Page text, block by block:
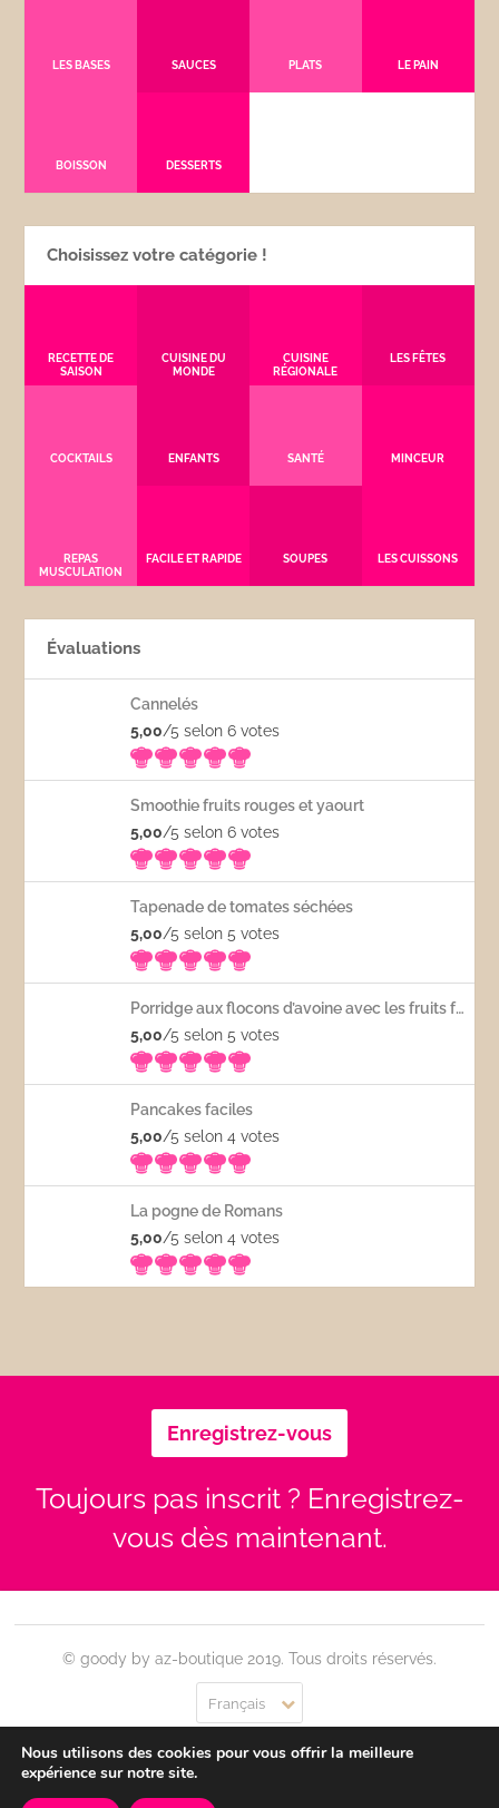
LES BASES SAUCES PLATS LE PAIN
BOISSON DESSERTS
Choisissez votre catégorie !
RECETTE DE
SAISON
CUISINE DU
MONDE
CUISINE
RÉGIONALE
LES FÊTES
COCKTAILS ENFANTS SANTÉ MINCEUR
REPAS
MUSCULATION
FACILE ET RAPIDE SOUPES LES CUISSONS
Évaluations
Cannelés
5,00/5 selon 6votes
Smoothie fruits rouges et yaourt
5,00/5 selon 6votes
Tapenade de tomates séchées
5,00/5 selon 5votes
Porridge aux flocons d’avoine avec les fruits frais
5,00/5 selon 5votes
Pancakes faciles
5,00/5 selon 4votes
La pogne de Romans
5,00/5 selon 4votes
Enregistrez-vous
Toujours pas inscrit ? Enregistrez-
vous dès maintenant.
© goody by az-boutique 2019. Tous droits réservés.
Français
Contact Se connecter Confidentialité CGU
Nous utilisons des cookies pour vous offrir la meilleure
expérience sur notre site.